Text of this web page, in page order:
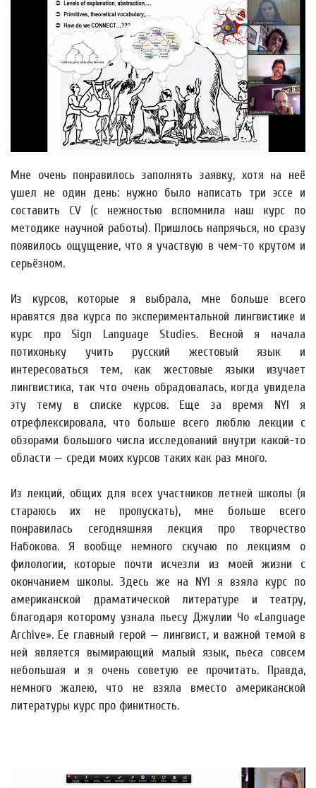
Мне очень понравилось заполнять заявку, хотя на неё
ушел не один день: нужно было написать три эссе и
составить CV (с нежностью вспомнила наш курс по
методике научной работы). Пришлось напрячься, но сразу
появилось ощущение, что я участвую в чем-то крутом и
серьёзном.
Из курсов, которые я выбрала, мне больше всего
нравятся два курса по экспериментальной лингвистике и
курс про Sign Language Studies. Весной я начала
потихоньку учить русский жестовый язык и
интересоваться тем, как жестовые языки изучает
лингвистика, так что очень обрадовалась, когда увидела
эту тему в списке курсов. Еще за время NYI я
отрефлексировала, что больше всего люблю лекции с
обзорами большого числа исследований внутри какой-то
области — среди моих курсов таких как раз много.
Из лекций, общих для всех участников летней школы (я
стараюсь их не пропускать), мне больше всего
понравилась сегодняшняя лекция про творчество
Набокова. Я вообще немного скучаю по лекциям о
филологии, которые почти исчезли из моей жизни с
окончанием школы. Здесь же на NYI я взяла курс по
американской драматической литературе и театру,
благодаря которому узнала пьесу Джулии Чо «Language
Archive». Ее главный герой — лингвист, и важной темой в
ней является вымирающий малый язык, пьеса совсем
небольшая и я очень советую ее прочитать. Правда,
немного жалею, что не взяла вместо американской
литературы курс про финитность.